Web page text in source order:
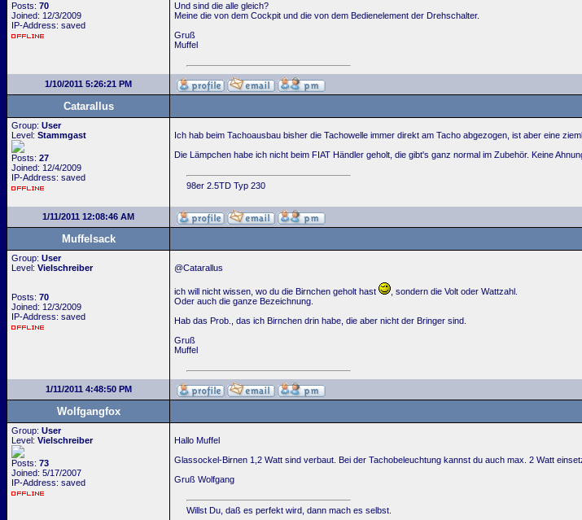
Posts: 70
Joined: 12/3/2009
IP-Address: saved
Und sind die alle gleich?
Meine die von dem Cockpit und die von dem Bedienelement der Drehschalter.
Gruß
Muffel
1/10/2011 5:26:21 PM
Catarallus
Group: User
Level: Stammgast
Posts: 27
Joined: 12/4/2009
IP-Address: saved
Ich hab beim Tachoausbau bisher die Tachowelle immer direkt am Tacho abgezogen, ist aber eine
Die Lämpchen habe ich nicht beim FIAT Händler geholt, die gibt's ganz normal im Zubehör. Keine
98er 2.5TD Typ 230
1/11/2011 12:08:46 AM
Muffelsack
Group: User
Level: Vielschreiber
Posts: 70
Joined: 12/3/2009
IP-Address: saved
@Catarallus
ich will nicht wissen, wo du die Birnchen geholt hast
, sondern die Volt oder Wattzahl.
Oder auch die ganze Bezeichnung.
Hab das Prob., das ich Birnchen drin habe, die aber nicht der Bringer sind.
Gruß
Muffel
1/11/2011 4:48:50 PM
Wolfgangfox
Group: User
Level: Vielschreiber
Posts: 73
Joined: 5/17/2007
IP-Address: saved
Hallo Muffel
Glassockel-Birnen 1,2 Watt sind verbaut. Bei der Tachobeleuchtung kannst du auch max. 2 Watt
Gruß Wolfgang
Willst Du, daß es perfekt wird, dann mach es selbst.